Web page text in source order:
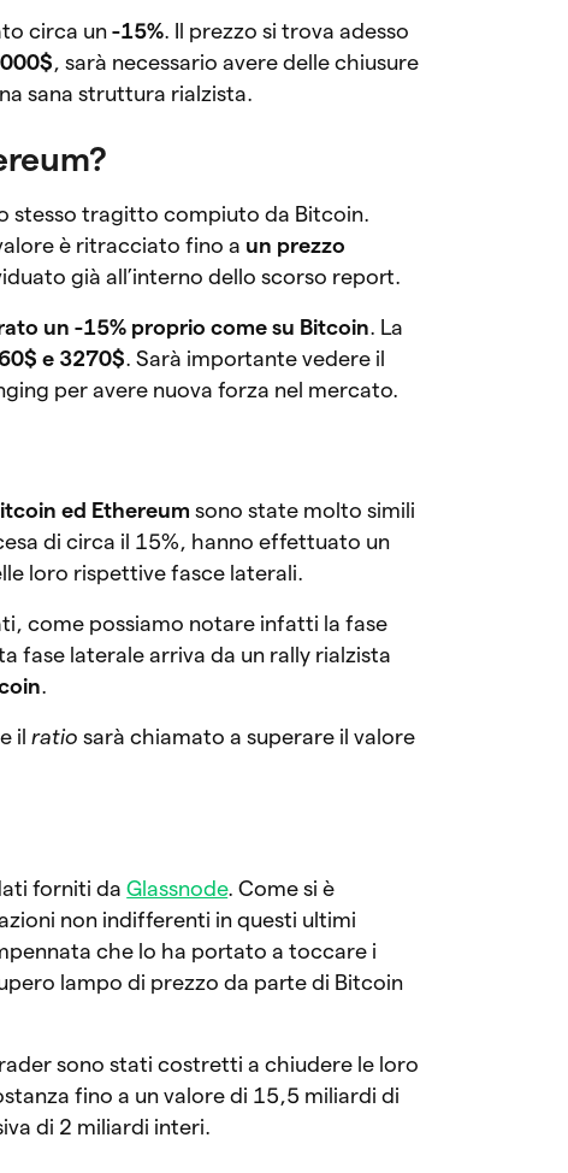
circa un-15% . Il prezzo si trova adesso
, sarà necessario avere delle chiusure
sana struttura rialzista.
stesso tragitto compiuto da Bitcoin.
è ritracciato fino a un prezzo
già all’interno dello scorso report.
un -15% proprio come su Bitcoin . La
e 3270$ . Sarà importante vedere il
per avere nuova forza nel mercato.
ed Ethereum sono state molto simili
di circa il 15%, hanno effettuato un
loro rispettive fasce laterali.
come possiamo notare infatti la fase
fase laterale arriva da un rally rialzista
il ratio sarà chiamato a superare il valore
forniti daGlassnode. Come si è
non indifferenti in questi ultimi
che lo ha portato a toccare i
lampo di prezzo da parte di Bitcoin
sono stati costretti a chiudere le loro
fino a un valore di 15,5 miliardi di
di 2 miliardi interi.